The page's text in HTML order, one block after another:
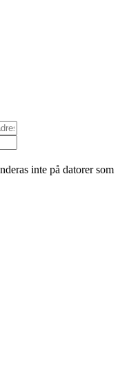
inte på datorer som